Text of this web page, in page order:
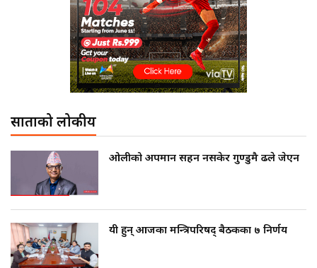
साताको लोकप्रीय
ओलीको अपमान सहन नसकेर गुण्डुमै ढले जेएन
यी हुन् आजका मन्त्रिपरिषद् बैठकका ७ निर्णय